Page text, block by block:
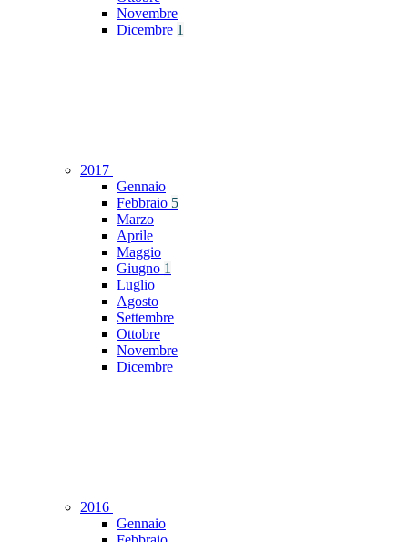
Novembre
Dicembre 1
2017
Gennaio
Febbraio 5
Marzo
Aprile
Maggio
Giugno 1
Luglio
Agosto
Settembre
Ottobre
Novembre
Dicembre
2016
Gennaio